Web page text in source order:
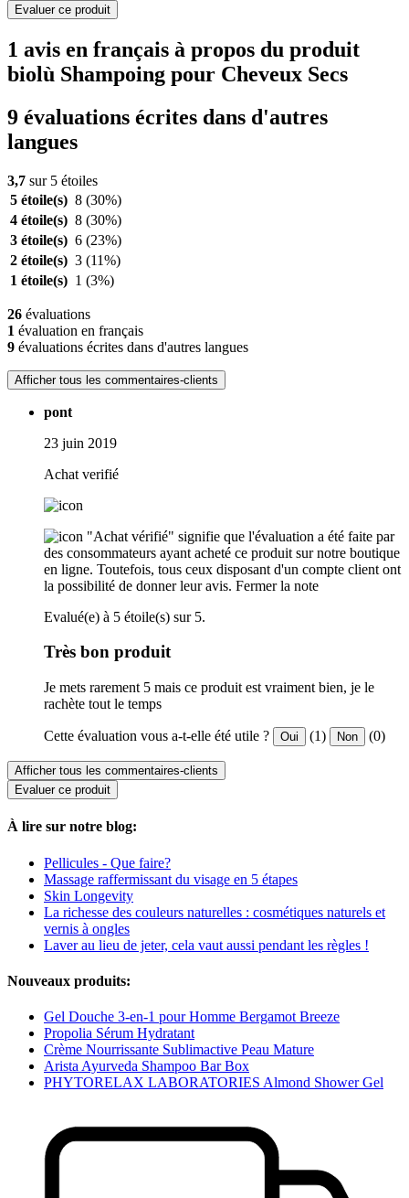
Evaluer ce produit
1 avis en français à propos du produit
biolù Shampoing pour Cheveux Secs
9 évaluations écrites dans d'autres
langues
3,7 sur 5 étoiles
5 étoile(s) 8 (30%)
4 étoile(s) 8 (30%)
3 étoile(s) 6 (23%)
2 étoile(s) 3 (11%)
1 étoile(s) 1 (3%)
26 évaluations
1 évaluation en français
9 évaluations écrites dans d'autres langues
Afficher tous les commentaires-clients
pont
23 juin 2019
Achat verifié
"Achat vérifié" signifie que l'évaluation a été faite par
des consommateurs ayant acheté ce produit sur notre boutique
en ligne. Toutefois, tous ceux disposant d'un compte client ont
la possibilité de donner leur avis. Fermer la note
Evalué(e) à 5 étoile(s) sur 5.
Très bon produit
Je mets rarement 5 mais ce produit est vraiment bien, je le
rachète tout le temps
Cette évaluation vous a-t-elle été utile ? Oui (1) Non (0)
Afficher tous les commentaires-clients
Evaluer ce produit
À lire sur notre blog:
Pellicules - Que faire?
Massage raffermissant du visage en 5 étapes
Skin Longevity
La richesse des couleurs naturelles : cosmétiques naturels et
vernis à ongles
Laver au lieu de jeter, cela vaut aussi pendant les règles !
Nouveaux produits:
Gel Douche 3-en-1 pour Homme Bergamot Breeze
Propolia Sérum Hydratant
Crème Nourrissante Sublimactive Peau Mature
Arista Ayurveda Shampoo Bar Box
PHYTORELAX LABORATORIES Almond Shower Gel